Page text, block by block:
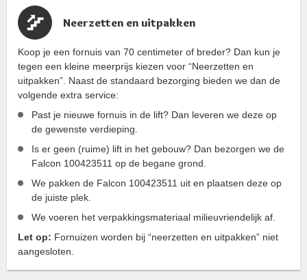
Neerzetten en uitpakken
Koop je een fornuis van 70 centimeter of breder? Dan kun je
tegen een kleine meerprijs kiezen voor “Neerzetten en
uitpakken”. Naast de standaard bezorging bieden we dan de
volgende extra service:
Past je nieuwe fornuis in de lift? Dan leveren we deze op
de gewenste verdieping.
Is er geen (ruime) lift in het gebouw? Dan bezorgen we de
Falcon 100423511 op de begane grond.
We pakken de Falcon 100423511 uit en plaatsen deze op
de juiste plek.
We voeren het verpakkingsmateriaal milieuvriendelijk af.
Let op: Fornuizen worden bij “neerzetten en uitpakken” niet
aangesloten.